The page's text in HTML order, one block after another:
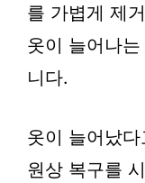
를 가볍게 제
옷이 늘어나
니다.
옷이 늘어났
원상 복구를